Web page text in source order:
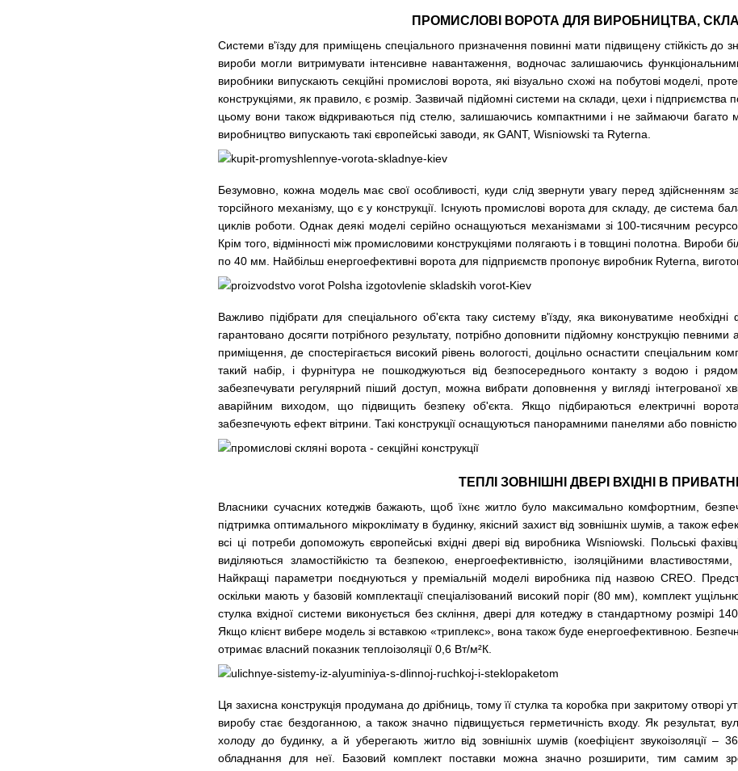
ПРОМИСЛОВІ ВОРОТА ДЛЯ ВИРОБНИЦТВА,
Системи в'їзду для приміщень спеціального призначення повинні мати підвищену стійкість
вироби могли витримувати інтенсивне навантаження, водночас залишаючись
виробники випускаютьсекційні промислові ворота , які візуально схожі на побутові моделі,
конструкціями, як правило, є розмір. Зазвичай підйомні системи на склади, цехи і
цьому вони також відкриваються під стелю, залишаючись компактними і не займаючи
виробництво випускають такі європейські заводи, як GANT, Wisniowski та Ryterna.
Безумовно, кожна модель має свої особливості, куди слід звернути увагу перед
торсійного механізму, що є у конструкції. Існують промислові ворота для складу, де система
циклів роботи. Однак деякі моделі серійно оснащуються механізмами зі 100-тисячним
Крім того, відмінності між промисловими конструкціями полягають і в товщині полотна. Вироби
по 40 мм. Найбільш енергоефективні ворота для підприємств пропонує виробник Ryterna,
Важливо підібрати для спеціального об'єкта таку систему в'їзду, яка виконуватиме
гарантовано досягти потрібного результату, потрібно доповнити підйомну конструкцію
приміщення, де спостерігається високий рівень вологості, доцільно оснастити спеціальним
такий набір, і фурнітура не пошкоджуються від безпосереднього контакту з водою і
забезпечувати регулярний піший доступ, можна вибрати доповнення у вигляді інтегрованої
аварійним виходом, що підвищить безпеку об'єкта. Якщо підбираються електричні
забезпечують ефект вітрини. Такі конструкції оснащуються панорамними панелями або повністю
ТЕПЛІ ЗОВНІШНІ ДВЕРІ ВХІДНІ В
Власники сучасних котеджів бажають, щоб їхнє житло було максимально комфортним,
підтримка оптимального мікроклімату в будинку, якісний захист від зовнішніх шумів, а також
всі ці потреби допоможутьєвропейські вхідні дверівід виробника Wisniowski. Польські
виділяються зламостійкістю та безпекою, енергоефективністю, ізоляційними
Найкращі параметри поєднуються у преміальній моделі виробника під назвою CREO.
оскільки мають у базовій комплектації спеціалізований високий поріг (80 мм), комплект
стулка вхідної системи виконується без скління, двері для котеджу в стандартному розмірі
Якщо клієнт вибере модель зі вставкою «триплекс», вона також буде енергоефективною.
отримає власний показник теплоізоляції 0,6 Вт/м²К.
Ця захисна конструкція продумана до дрібниць, тому її стулка та коробка при закритому
виробу стає бездоганною, а також значно підвищується герметичність входу. Як результат,
холоду до будинку, а й уберегають житло від зовнішніх шумів (коефіцієнт звукоізоляції –
обладнання для неї. Базовий комплект поставки можна значно розширити, тим самим